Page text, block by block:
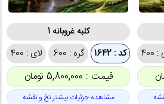
کلبه غروبانه 1
کد : 1642 گره : 600 لای : 400
قیمت : 5,800,000 تومان
مشاهده جزئیات بیشتر نخ و نقشه